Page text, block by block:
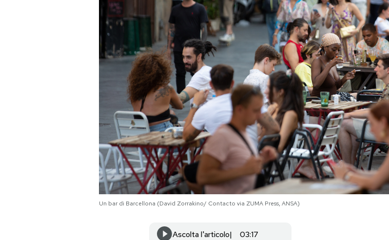
AREA PERSONALE
Un bar di Barcellona (David Zorrakino/ Contacto via ZUMA Press, ANSA)
Ascolta l'articolo 03:17